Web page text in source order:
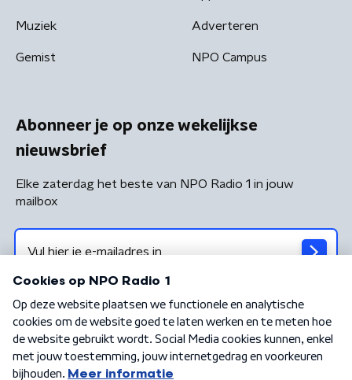
Muziek
Gemist
Adverteren
NPO Campus
Abonneer je op onze wekelijkse
nieuwsbrief
Elke zaterdag het beste van NPO Radio 1 in jouw
mailbox
Algemene voorwaarden